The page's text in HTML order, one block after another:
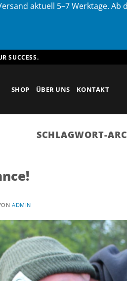
aktuell 5–7 Werktage.
SUCCESS.
SHOP ÜBER UNS KONTAKT
SCHLAGWORT-
ADMIN